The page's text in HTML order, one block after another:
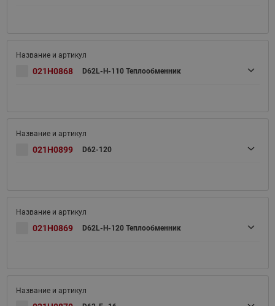
021H0868 D62L-H-110 Теплообменник
021H0899 D62-120
021H0869 D62L-H-120 Теплообменник